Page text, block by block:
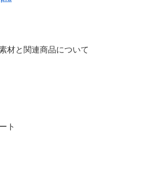
材と関連商品について
ト